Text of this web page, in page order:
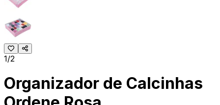
1/2
Organizador de Calcinhas